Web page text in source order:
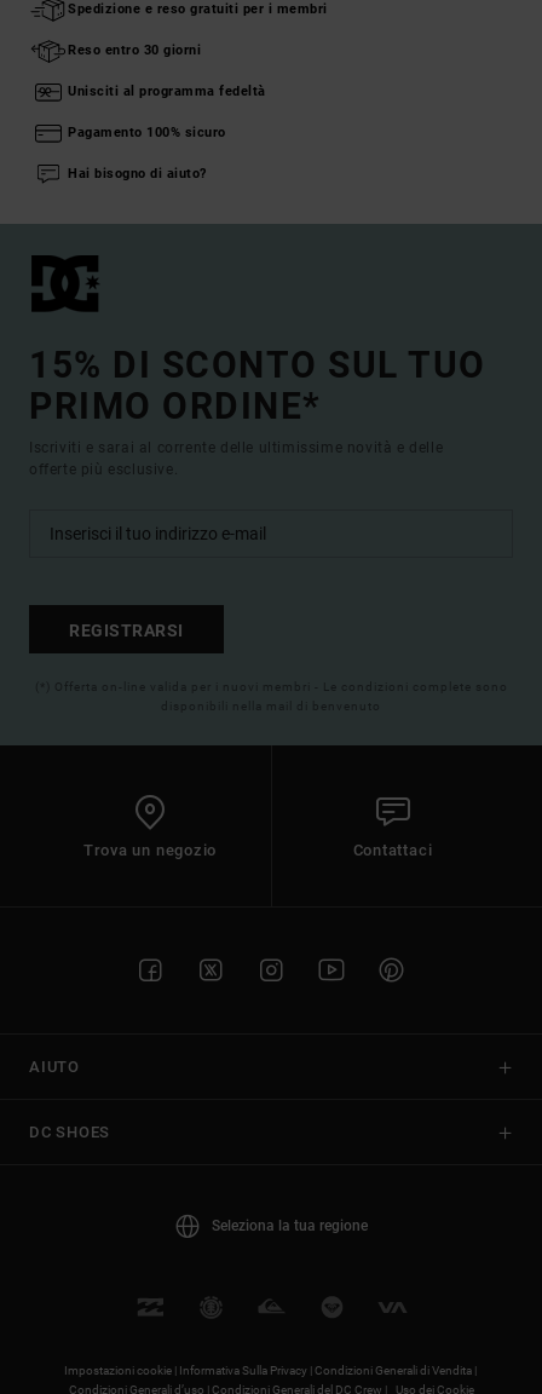
Spedizione e reso gratuiti per i membri
Reso entro 30 giorni
Unisciti al programma fedeltà
Pagamento 100% sicuro
Hai bisogno di aiuto?
15% DI SCONTO SUL TUO
PRIMO ORDINE*
Iscriviti e sarai al corrente delle ultimissime novità e delle
offerte più esclusive.
REGISTRARSI
(*) Offerta on-line valida per i nuovi membri - Le condizioni complete sono
disponibili nella mail di benvenuto
Trova un negozio Contattaci
AIUTO
DC SHOES
Seleziona la tua regione
Impostazioni cookie | Informativa Sulla Privacy |Condizioni Generali di Vendita |
Condizioni Generali d’uso |Condizioni Generali del DC Crew | Uso dei Cookie